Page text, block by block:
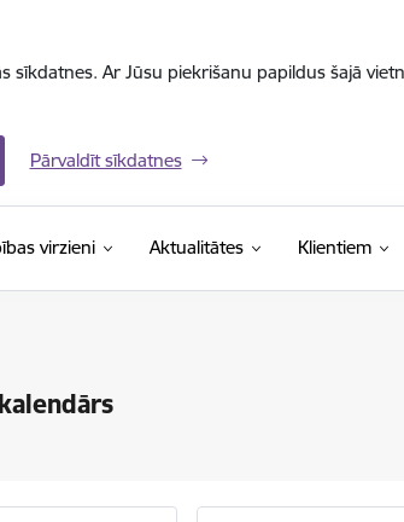
Ar Jūsu piekrišanu papildus šajā
Pārvaldīt sīkdatnes
virzieni Aktualitātes Klientiem